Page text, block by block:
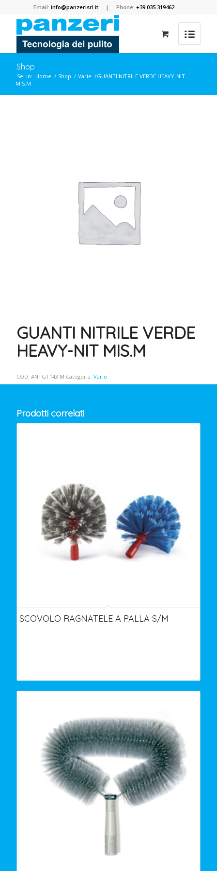
Email:info@panzerisrl.it | Phone:+39 035 319462
Shop
Sei in: Home / Shop / Varie /GUANTI NITRILE VERDE HEAVY-NIT
MIS.M
GUANTI NITRILE VERDE
HEAVY-NIT MIS.M
COD: ANTGT143.M Categoria: Varie
Prodotti correlati
SCOVOLO RAGNATELE A PALLA S/M